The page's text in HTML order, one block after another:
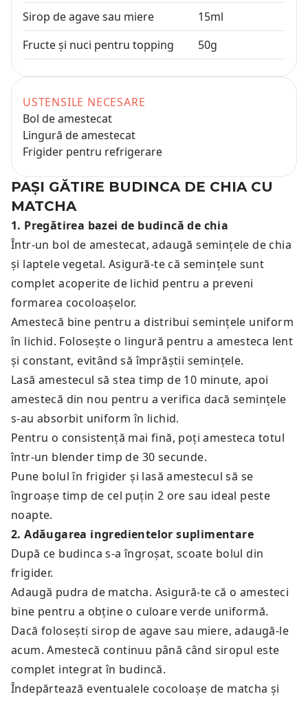
Sirop de agave sau miere
15ml
Fructe și nuci pentru topping
50g
USTENSILE NECESARE
Bol de amestecat
Lingură de amestecat
Frigider pentru refrigerare
PAȘI GĂTIRE BUDINCA DE CHIA CU
MATCHA
1. Pregătirea bazei de budincă de chia
Într-un bol de amestecat, adaugă semințele de chia
și laptele vegetal. Asigură-te că semințele sunt
complet acoperite de lichid pentru a preveni
formarea cocoloașelor.
Amestecă bine pentru a distribui semințele uniform
în lichid. Folosește o lingură pentru a amesteca lent
și constant, evitând să împrăștii semințele.
Lasă amestecul să stea timp de 10 minute, apoi
amestecă din nou pentru a verifica dacă semințele
s-au absorbit uniform în lichid.
Pentru o consistență mai fină, poți amesteca totul
într-un blender timp de 30 secunde.
Pune bolul în frigider și lasă amestecul să se
îngroașe timp de cel puțin 2 ore sau ideal peste
noapte.
2.Adăugarea ingredientelor suplimentare
După ce budinca s-a îngroșat, scoate bolul din
frigider.
Adaugă pudra de matcha. Asigură-te că o amesteci
bine pentru a obține o culoare verde uniformă.
Dacă folosești sirop de agave sau miere, adaugă-le
acum. Amestecă continuu până când siropul este
complet integrat în budincă.
Îndepărtează eventualele cocoloașe de matcha și